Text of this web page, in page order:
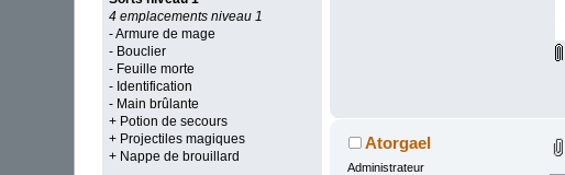
4 emplacements niveau 1
- Armure de mage
- Bouclier
- Feuille morte
- Identification
- Main brûlante
+ Potion de secours
+ Projectiles magiques
+ Nappe de brouillard
Atorgael
Administrateur